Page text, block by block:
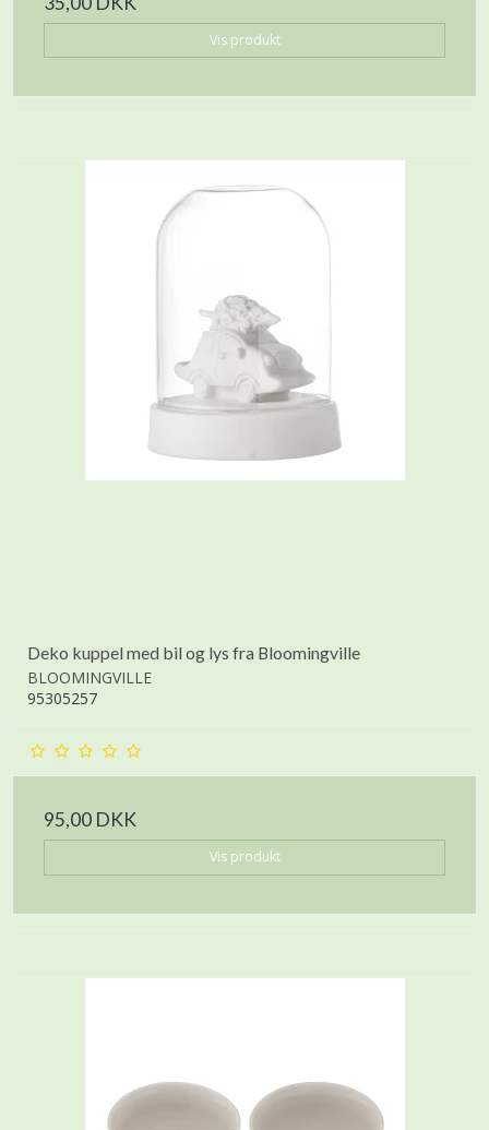
Vis produkt
Deko kuppel med bil og lys fra Bloomingville
BLOOMINGVILLE
95305257
95,00 DKK
Vis produkt